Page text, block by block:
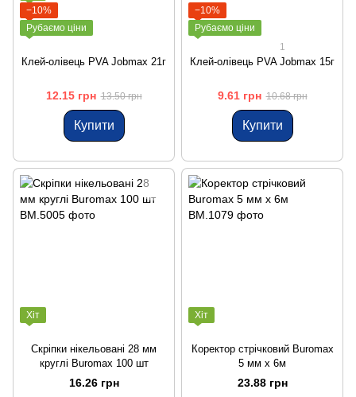
−10%
Рубаємо ціни
Клей-олівець PVA Jobmax 21г
12.15 грн 13.50 грн
Купити
−10%
Рубаємо ціни
1
Клей-олівець PVA Jobmax 15г
9.61 грн 10.68 грн
Купити
Хіт
Скріпки нікельовані 28 мм
круглі Buromax 100 шт
16.26 грн
Хіт
Коректор стрічковий Buromax
5 мм х 6м
23.88 грн